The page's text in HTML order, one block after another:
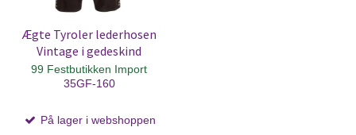
Ægte Tyroler lederhosen
Vintage i gedeskind
99 Festbutikken Import
35GF-160
På lager i webshoppen